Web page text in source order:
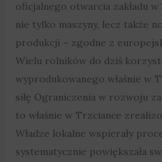
oficjalnego otwarcia zakładu
nie tylko maszyny, lecz także
produkcji – zgodne z
Wielu rolników do dziś
wyprodukowanego właśnie w
siłę Ograniczenia w rozwoju
to właśnie w Trzciance
Władze lokalne wspierały
systematycznie powiększała